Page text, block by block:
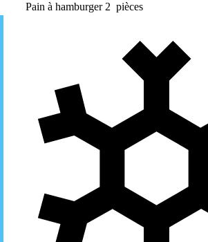
Pain à hamburger 2 pièces